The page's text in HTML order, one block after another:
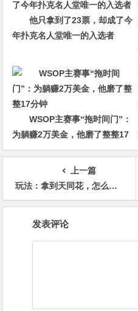
他只拿到了23票，却成了今
年扑克名人堂唯一的入选者
WSOP主赛事“拖时间门”：
为躺赚2万美金，他磨了整整17
分钟
上一篇
玩法：拿到天同花，怎么玩才能拉满价值？
发表评论